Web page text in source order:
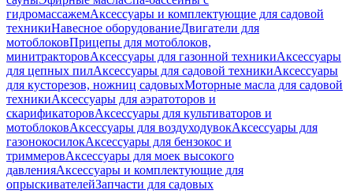
гидромассажемАксессуары и комплектующие для садовой
техникиНавесное оборудованиеДвигатели для
мотоблоковПрицепы для мотоблоков,
минитракторовАксессуары для газонной техникиАксессуары
для цепных пилАксессуары для садовой техникиАксессуары
для кусторезов, ножниц садовыхМоторные масла для садовой
техникиАксессуары для аэратоторов и
скарификаторовАксессуары для культиваторов и
мотоблоковАксессуары для воздуходувокАксессуары для
газонокосилокАксессуары для бензокос и
триммеровАксессуары для моек высокого
давленияАксессуары и комплектующие для
опрыскивателейЗапчасти для садовых